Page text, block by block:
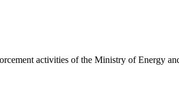
activities of the Ministry of Energy